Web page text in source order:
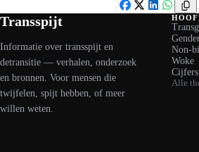
Facebook
X LinkedIn
Transspijt
Informatie over transspijt en
detransitie — verhalen, onderzoek
en bronnen. Voor mensen die
twijfelen, spijt hebben, of meer
willen weten.
Non-
Woke
Cijfers
Alle